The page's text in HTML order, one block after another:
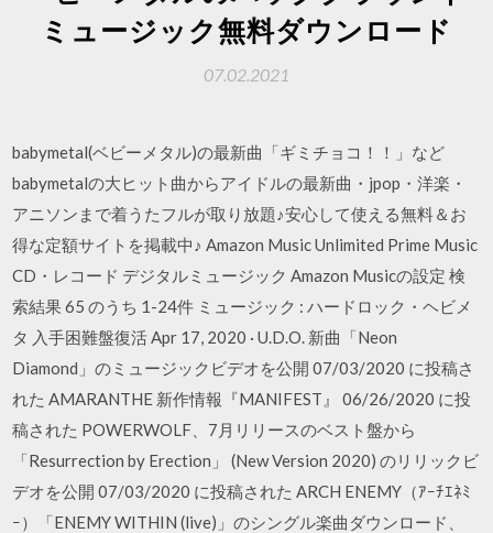
ミュージック無料ダウンロード
07.02.2021
babymetal(ベビーメタル)の最新曲「ギミチョコ！！」など
babymetalの大ヒット曲からアイドルの最新曲・jpop・洋楽・
アニソンまで着うたフルが取り放題♪安心して使える無料＆お
得な定額サイトを掲載中♪ Amazon Music Unlimited Prime Music
CD・レコード デジタルミュージック Amazon Musicの設定 検
索結果 65 のうち 1-24件 ミュージック : ハードロック・ヘビメ
タ 入手困難盤復活 Apr 17, 2020 · U.D.O. 新曲「Neon
Diamond」のミュージックビデオを公開 07/03/2020 に投稿さ
れた AMARANTHE 新作情報『MANIFEST』 06/26/2020 に投
稿された POWERWOLF、7月リリースのベスト盤から
「Resurrection by Erection」 (New Version 2020) のリリックビ
デオを公開 07/03/2020 に投稿された ARCH ENEMY（ｱｰﾁｴﾈﾐ
ｰ）「ENEMY WITHIN (live)」のシングル楽曲ダウンロード、